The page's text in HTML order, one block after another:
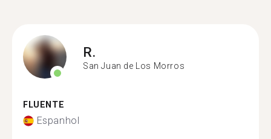
R.
San Juan de Los Morros
FLUENTE
Espanhol